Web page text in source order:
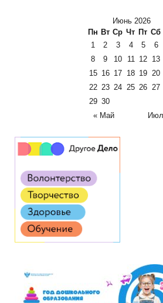
Июнь 2026
Пн Вт Ср Чт Пт Сб
« Май
1 2 3 4 5 6
8
9 10 11 12 13
15 16 17 18 19 20
22 23 24 25 26 27
29 30